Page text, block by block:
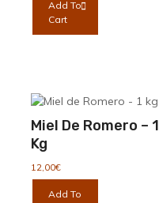
Add To
Cart
Miel De Romero – 1
Kg
12,00€
Add To